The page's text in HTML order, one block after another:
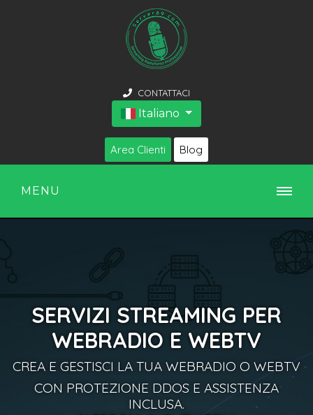
CONTATTACI
Italiano
Area Clienti Blog
MENU
SERVIZI STREAMING PER
WEBRADIO E WEBTV
CREA E GESTISCI LA TUA WEBRADIO O WEBTV
CON PROTEZIONE DDOS E ASSISTENZA
INCLUSA.